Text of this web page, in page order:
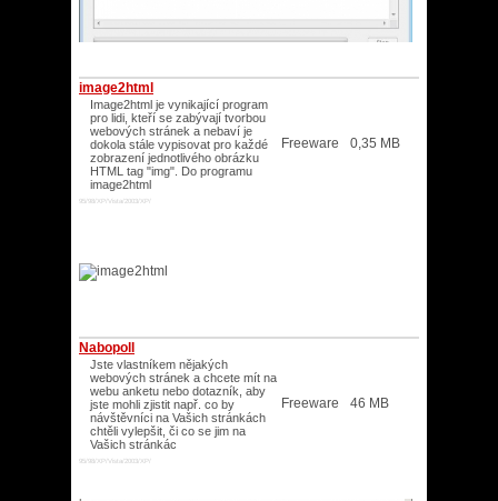
image2html
Image2html je vynikající program
pro lidi, kteří se zabývají tvorbou
webových stránek a nebaví je
dokola stále vypisovat pro každé
zobrazení jednotlivého obrázku
HTML tag "img". Do programu
image2html
95/98/XP/Vista/2003/XP/
Freeware 0,35 MB
Nabopoll
Jste vlastníkem nějakých
webových stránek a chcete mít na
webu anketu nebo dotazník, aby
jste mohli zjistit např. co by
návštěvníci na Vašich stránkách
chtěli vylepšit, či co se jim na
Vašich stránkác
95/98/XP/Vista/2003/XP/
Freeware 46 MB